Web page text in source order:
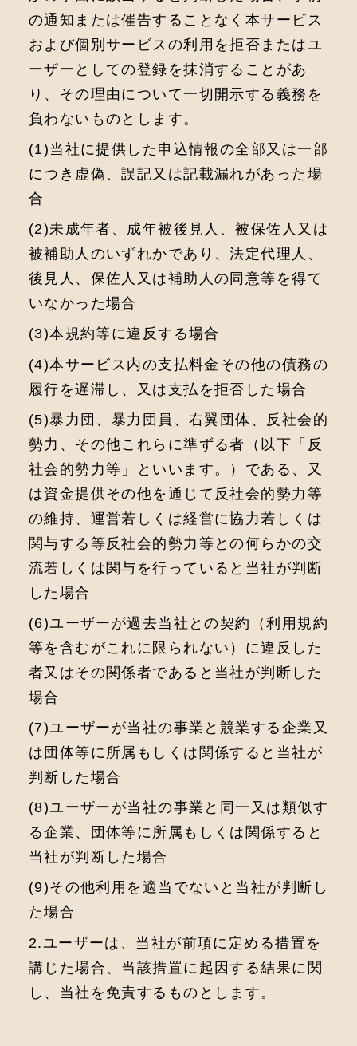
の通知または催告することなく本サービス
および個別サービスの利⽤を拒否またはユ
ーザーとしての登録を抹消することがあ
り、その理由について⼀切開⽰する義務を
負わないものとします。
(1)当社に提供した申込情報の全部⼜は⼀部
につき虚偽、誤記⼜は記載漏れがあった場
合
(2)未成年者、成年被後⾒⼈、被保佐⼈⼜は
被補助⼈のいずれかであり、法定代理⼈、
後⾒⼈、保佐⼈⼜は補助⼈の同意等を得て
いなかった場合
(3)本規約等に違反する場合
(4)本サービス内の⽀払料⾦その他の債務の
履⾏を遅滞し、⼜は⽀払を拒否した場合
(5)暴⼒団、暴⼒団員、右翼団体、反社会的
勢⼒、その他これらに準ずる者（以下「反
社会的勢⼒等」といいます。）である、⼜
は資⾦提供その他を通じて反社会的勢⼒等
の維持、運営若しくは経営に協⼒若しくは
関与する等反社会的勢⼒等との何らかの交
流若しくは関与を⾏っていると当社が判断
した場合
(6)ユーザーが過去当社との契約（利⽤規約
等を含むがこれに限られない）に違反した
者⼜はその関係者であると当社が判断した
場合
(7)ユーザーが当社の事業と競業する企業⼜
は団体等に所属もしくは関係すると当社が
判断した場合
(8)ユーザーが当社の事業と同⼀⼜は類似す
る企業、団体等に所属もしくは関係すると
当社が判断した場合
(9)その他利用を適当でないと当社が判断し
た場合
2.ユーザーは、当社が前項に定める措置を
講じた場合、当該措置に起因する結果に関
し、当社を免責するものとします。